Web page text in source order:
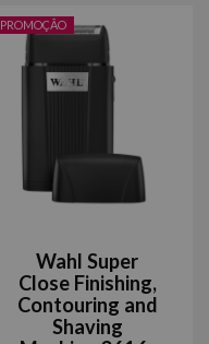
PROMOÇÃO
Wahl Super
Close Finishing,
Contouring and
Shaving